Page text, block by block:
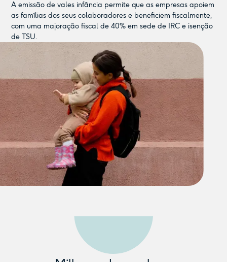
A emissão de vales infância permite que as empresas apoiem
as famílias dos seus colaboradores e beneficiem fiscalmente,
com uma majoração fiscal de 40% em sede de IRC e isenção
de TSU.